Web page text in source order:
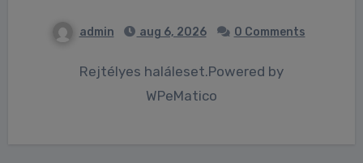
admin aug 6, 2026 0 Comments
Rejtélyes haláleset.Powered by
WPeMatico